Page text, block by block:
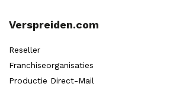
Verspreiden.com
Reseller
Franchiseorganisaties
Productie Direct-Mail